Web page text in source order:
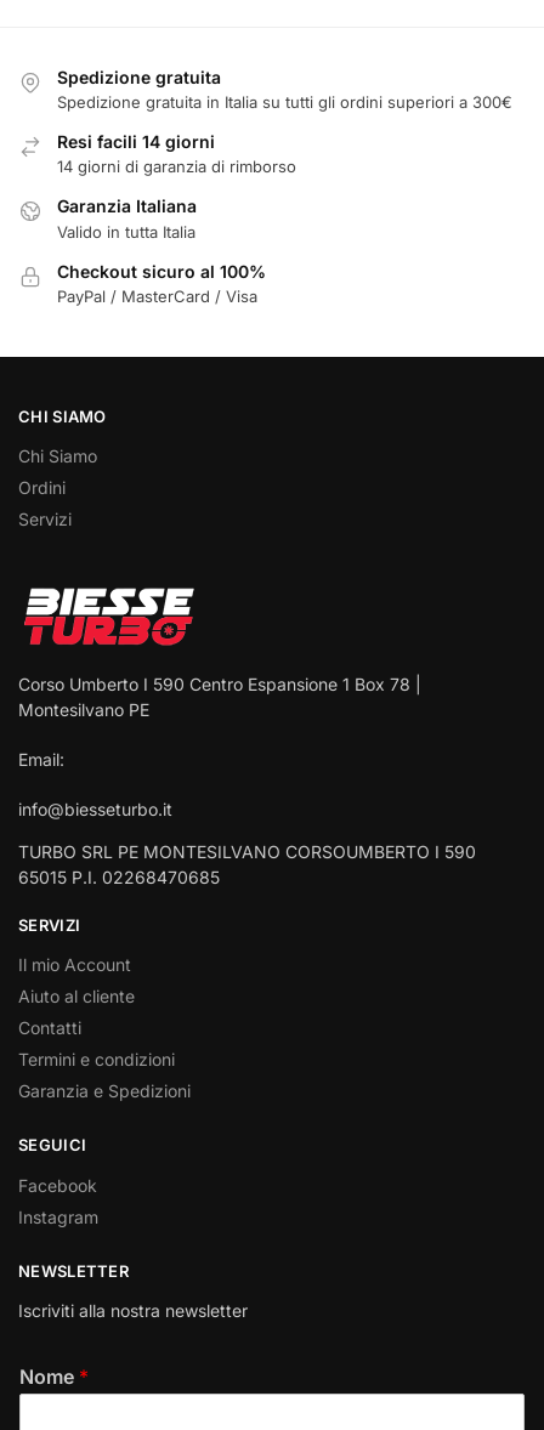
Spedizione gratuita
Spedizione gratuita in Italia su tutti gli ordini superiori a 300€
Resi facili 14 giorni
14 giorni di garanzia di rimborso
Garanzia Italiana
Valido in tutta Italia
Checkout sicuro al 100%
PayPal / MasterCard / Visa
CHI SIAMO
Chi Siamo
Ordini
Servizi
Corso Umberto I 590 Centro Espansione 1 Box 78 |
Montesilvano PE
Email:
info@biesseturbo.it
TURBO SRL PE MONTESILVANO CORSOUMBERTO I 590
65015 P.I. 02268470685
SERVIZI
Il mio Account
Aiuto al cliente
Contatti
Termini e condizioni
Garanzia e Spedizioni
SEGUICI
Facebook
Instagram
NEWSLETTER
Iscriviti alla nostra newsletter
Nome *